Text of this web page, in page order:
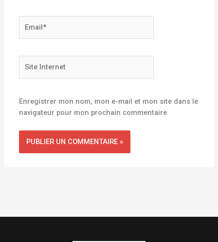
Internet
Enregistrer mon nom, mon e-mail et mon site dans le
navigateur pour mon prochain commentaire.